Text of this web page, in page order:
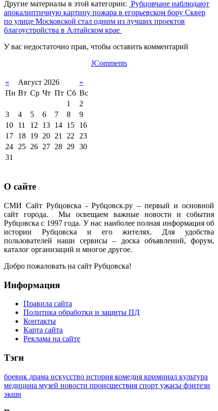
Другие материалы в этой категории: Рубцовчане наблюдают
апокалиптичную картину пожара в егорьевском бору Сквер
по улице Московской стал одним из лучших проектов
благоустройства в Алтайском крае
У вас недостаточно прав, чтобы оставить комментарий
JComments
« Август 2026
»
Пн Вт Ср Чт Пт Сб Вс
1
2
3
4 5 6 7 8
9
10
11 12 13 14 15
16
17
18 19 20 21 22
23
24
25 26 27 28 29 30
31
О сайте
СМИ Сайт Рубцовска - Рубцовск.ру – первый и основной
сайт города. Мы освещаем важные новости и события
Рубцовска с 1997 года. У нас наиболее полная информация об
истории Рубцовска и его жителях. Для удобства
пользователей наши сервисы – доска объявлений, форум,
каталог организаций и многое другое.
Добро пожаловать на сайт Рубцовска!
Информация
Правила сайта
Политика обработки и защиты ПД
Контакты
Карта сайта
Реклама на сайте
Тэги
боевик драма искусство история комедия криминал культура
медицина музей новости происшествия спорт ужасы фэнтези
экшн